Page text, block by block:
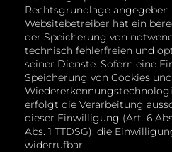
Rechtsgrundlage angegeben
Websitebetreiber hat ein
der Speicherung von
technisch fehlerfreien und
seiner Dienste. Sofern eine
Speicherung von Cookies
erfolgt die Verarbeitung
dieser Einwilligung (Art. 6
Abs. 1 TTDSG); die
widerrufbar.